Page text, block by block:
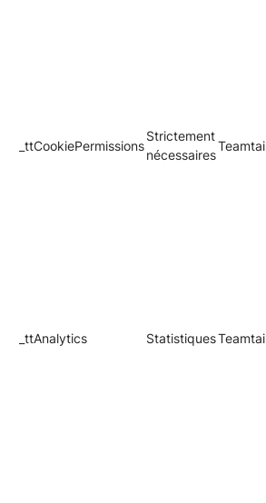
_ttCookiePermissions
Strictement
nécessaires
_ttAnalytics Statistiques